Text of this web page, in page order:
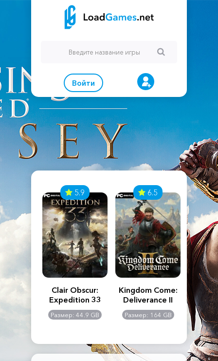
Войти
Creed
5.9
Clair Obscur:
Expedition 33
Размер: 44.9 GB
6.5
Kingdom Come:
Deliverance II
Размер: 164 GB
The